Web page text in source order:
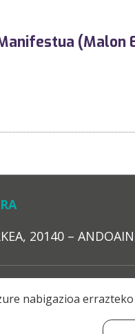
(Malon
20140 –
nabigazioa